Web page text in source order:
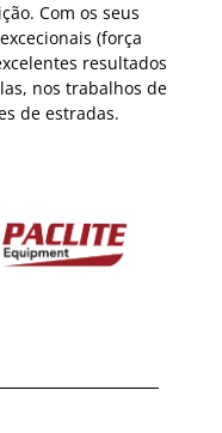
Com os seus
(força
resultados
nos trabalhos de
de estradas.